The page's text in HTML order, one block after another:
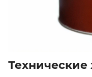
Технические